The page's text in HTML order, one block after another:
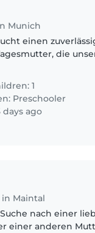
Munich
einen
die
1
Preschooler
days ago
Maintal
nach einer
einer anderen